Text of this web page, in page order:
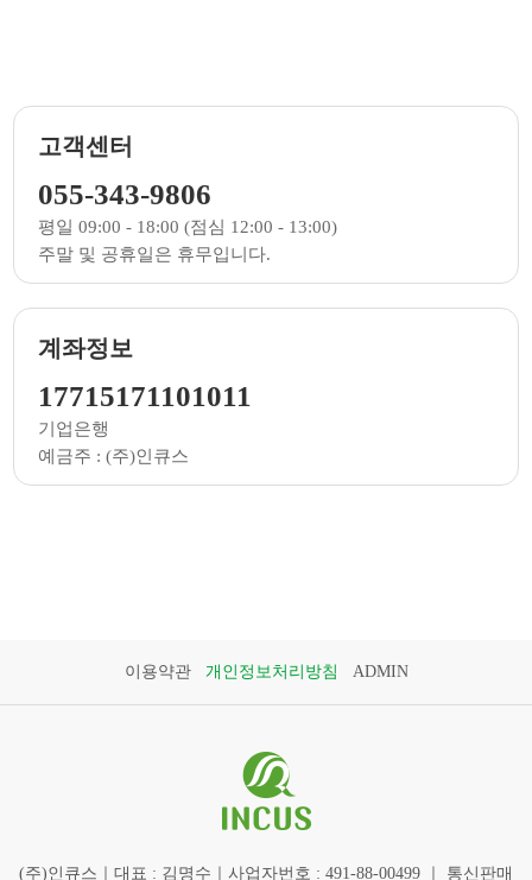
고객센터
055-343-9806
평일 09:00 - 18:00 (점심 12:00 - 13:00)
주말 및 공휴일은 휴무입니다.
계좌정보
17715171101011
기업은행
예금주 : (주)인큐스
이용약관 개인정보처리방침 ADMIN
(주)인큐스｜대표 : 김명수｜사업자번호 : 491-88-00499 ｜ 통신판매